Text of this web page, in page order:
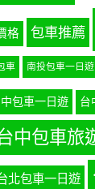
格 包車推薦
車 南投包車一日遊
包車一日遊 台
中包車旅
北包車一日遊